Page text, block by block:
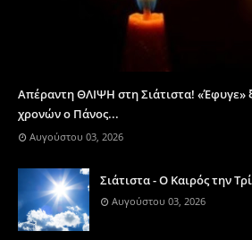
Απέραντη ΘΛΙΨΗ στη Σιάτιστα! «Έφυγε»
χρονών ο Πάνος...
Αυγούστου 03, 2026
Σιάτιστα - Ο Καιρός την
Αυγούστου 03, 2026